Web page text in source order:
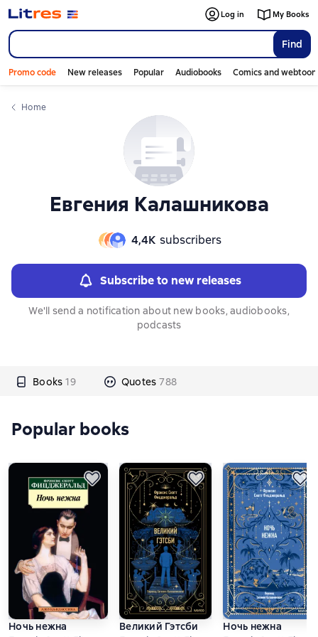
Find
Log in My Books
Promo code New releases Popular Audiobooks Comics and
Home
Евгения Калашникова
4,4К subscribers
Subscribe to new releases
We'll send a notification about new books, audiobooks,
podcasts
Books 19 Quotes 788
Слайдер с книгами
Popular books
Ночь нежна
Великий Гэтсби
Ночь нежна
Слайдер с книгами